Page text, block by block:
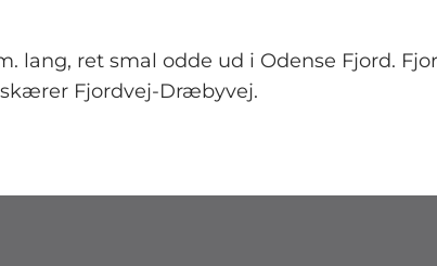
lang, ret smal odde ud i Odense Fjord.
Fjordvej-Dræbyvej.